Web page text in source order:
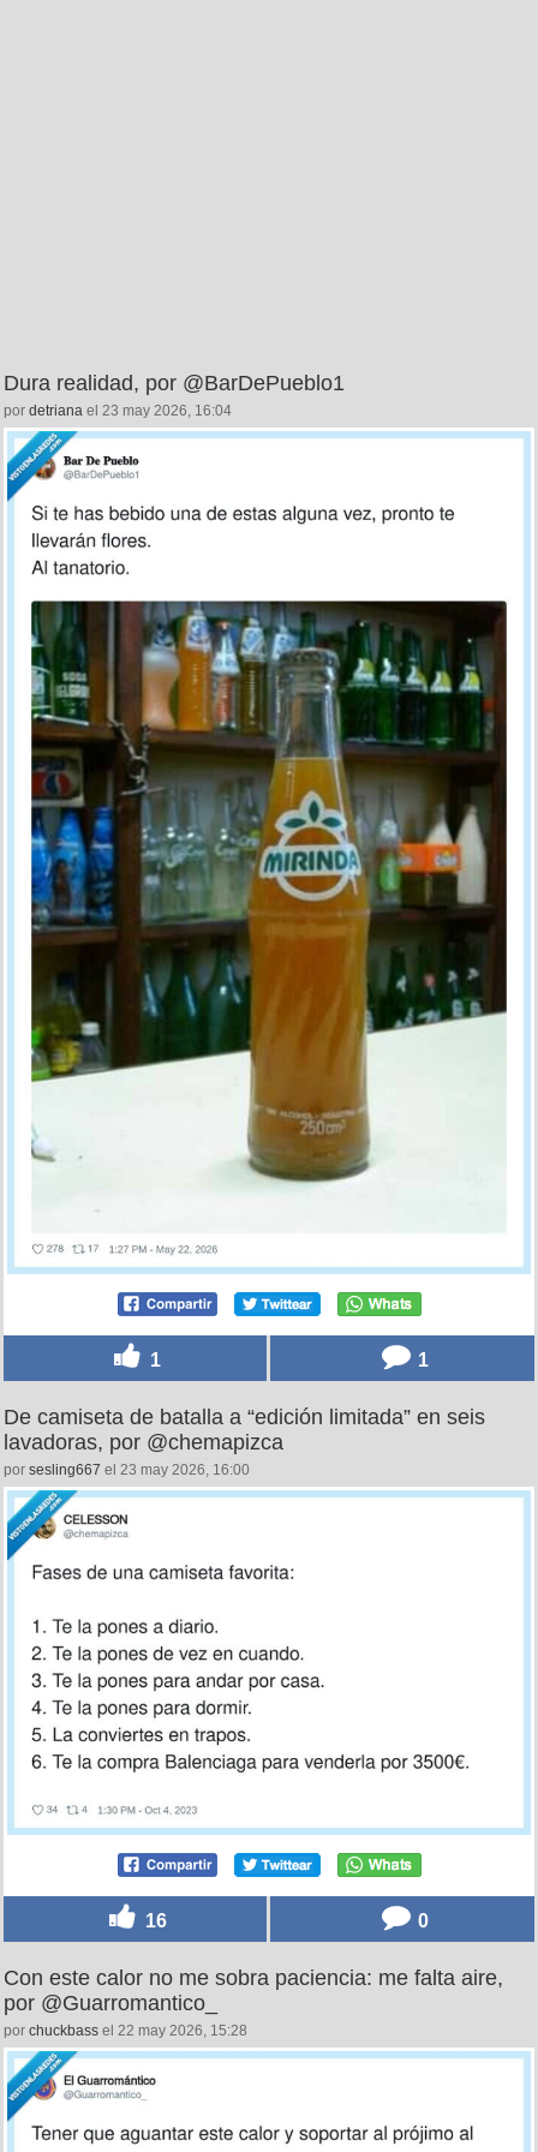
Dura realidad, por @BarDePueblo1
por detriana el 23 may 2026, 16:04
1 1
De camiseta de batalla a “edición limitada” en seis
lavadoras, por @chemapizca
por sesling667 el 23 may 2026, 16:00
16 0
Con este calor no me sobra paciencia: me falta aire,
por @Guarromantico_
por chuckbass el 22 may 2026, 15:28